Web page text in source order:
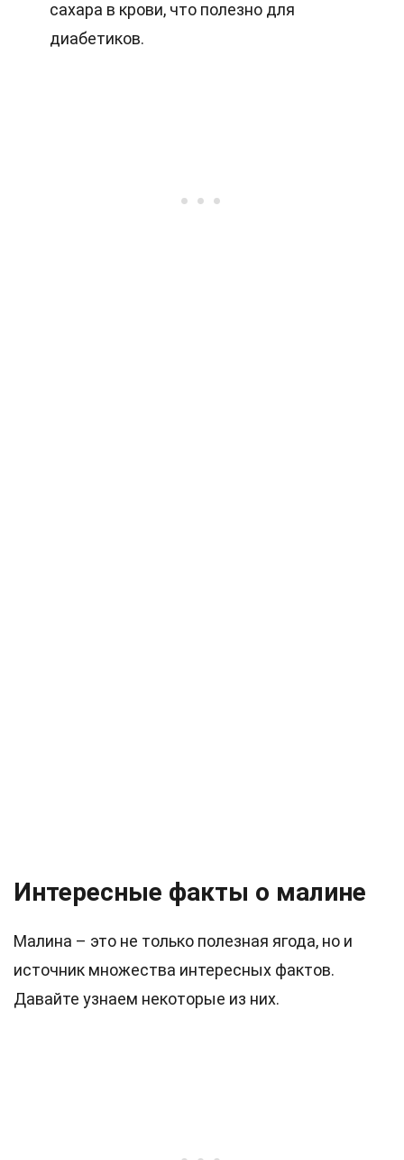
сахара в крови, что полезно для
диабетиков.
Интересные факты о малине
Малина – это не только полезная ягода, но и
источник множества интересных фактов.
Давайте узнаем некоторые из них.